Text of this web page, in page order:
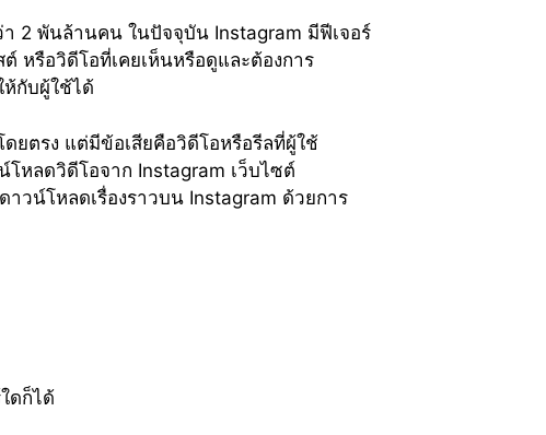
2 พันล้านคน ในปัจจุบัน Instagram มีฟีเจอร์
หรือวิดีโอที่เคยเห็นหรือดูและต้องการ
กับผู้ใช้ได้
ยตรง แต่มีข้อเสียคือวิดีโอหรือรีลที่ผู้ใช้
โหลดวิดีโอจาก Instagram เว็บไซต์
วน์โหลดเรื่องราวบน Instagram ด้วยการ
ดก็ได้